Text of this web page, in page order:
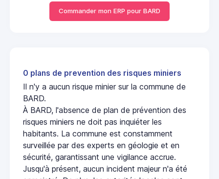
Commander mon ERP pour BARD
0 plans de prevention des risques miniers
Il n'y a aucun risque minier sur la commune de
BARD.
À BARD, l'absence de plan de prévention des
risques miniers ne doit pas inquiéter les
habitants. La commune est constamment
surveillée par des experts en géologie et en
sécurité, garantissant une vigilance accrue.
Jusqu'à présent, aucun incident majeur n'a été